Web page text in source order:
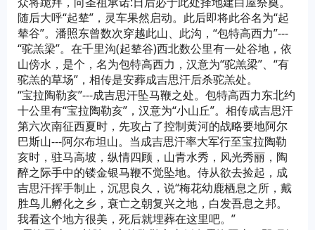
随后大呼“起辇”，灵车果然启动。此后即将此谷名为“起
辇谷”。潘照东曾数次穿越此山、此沟，“包特高西力”---
“驼羔梁”。在千里沟(起辇谷)西北数公里有一处谷地，依
山傍水，是个，名为包特高西力，汉意为“驼羔梁”、“有
驼羔的草场”，相传是安葬成吉思汗后杀驼羔处。
“宝拉陶勒亥”---成吉思汗坠马鞭之处。包特高西力东北约
十公里有“宝拉陶勒亥”，汉意为“小山丘”。相传成吉思汗
第六次南征西夏时，先攻占了控制黄河的战略要地阿尔
巴斯山---阿尔布坦山。当成吉思汗率大军行至宝拉陶勒
亥时，驻马高坡，纵情四顾，山青水秀，风光秀丽，陶
醉之际手中的镂金银马鞭不觉坠地。侍从欲去捡起，成
吉思汗挥手制止，沉思良久，说“梅花幼鹿栖息之所，戴
胜鸟儿孵化之乡，衰亡之朝复兴之地，白发吾息之邦。
我看这个地方很美，死后就埋葬在这里吧。”